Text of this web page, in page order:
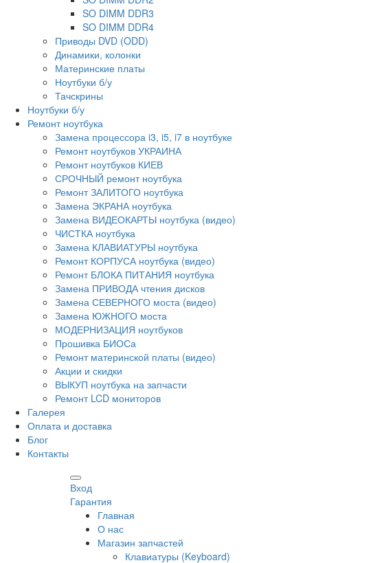
SO DIMM DDR3
SO DIMM DDR4
Приводы DVD (ODD)
Динамики, колонки
Материнские платы
Ноутбуки б/у
Тачскрины
Ноутбуки б/у
Ремонт ноутбука
Замена процессора i3, i5, i7 в ноутбуке
Ремонт ноутбуков УКРАИНА
Ремонт ноутбуков КИЕВ
СРОЧНЫЙ ремонт ноутбука
Ремонт ЗАЛИТОГО ноутбука
Замена ЭКРАНА ноутбука
Замена ВИДЕОКАРТЫ ноутбука (видео)
ЧИСТКА ноутбука
Замена КЛАВИАТУРЫ ноутбука
Ремонт КОРПУСА ноутбука (видео)
Ремонт БЛОКА ПИТАНИЯ ноутбука
Замена ПРИВОДА чтения дисков
Замена СЕВЕРНОГО моста (видео)
Замена ЮЖНОГО моста
МОДЕРНИЗАЦИЯ ноутбуков
Прошивка БИОСа
Ремонт материнской платы (видео)
Акции и скидки
ВЫКУП ноутбука на запчасти
Ремонт LCD мониторов
Галерея
Оплата и доставка
Блог
Контакты
Вход
Гарантия
Главная
О нас
Магазин запчастей
Клавиатуры (Keyboard)